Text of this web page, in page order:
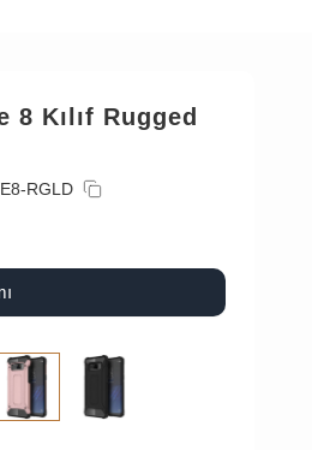
Kılıf Rugged
RGLD